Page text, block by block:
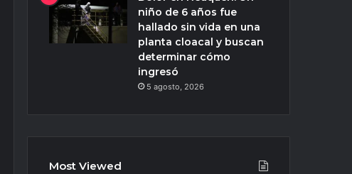
niño de 6 años fue
hallado sin vida en una
planta cloacal y buscan
determinar cómo
ingresó
5 agosto, 2026
Most Viewed